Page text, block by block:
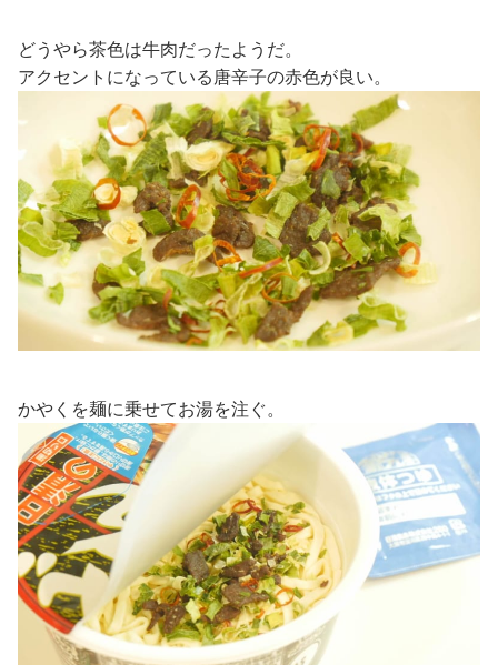
どうやら茶色は牛肉だったようだ。
アクセントになっている唐辛子の赤色が良い。
かやくを麺に乗せてお湯を注ぐ。